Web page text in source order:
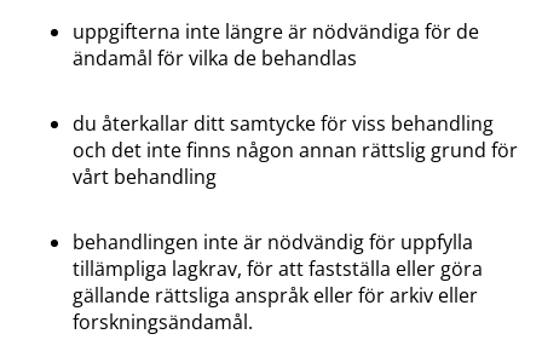
uppgifterna inte längre är nödvändiga för de
ändamål för vilka de behandlas
du återkallar ditt samtycke för viss behandling
och det inte finns någon annan rättslig grund för
vårt behandling
behandlingen inte är nödvändig för uppfylla
tillämpliga lagkrav, för att fastställa eller göra
gällande rättsliga anspråk eller för arkiv eller
forskningsändamål.